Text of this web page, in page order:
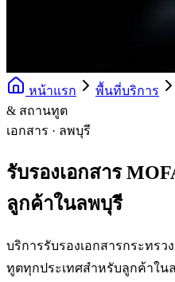
หน้าแรก พื้นที่บริการ
& สถานทูต
เอกสาร · ลพบุรี
รับรองเอกสาร
ลูกค้าในลพบุรี
บริการรับรองเอกสารกระทรว
ทูตทุกประเทศสำหรับลูกค้าใน